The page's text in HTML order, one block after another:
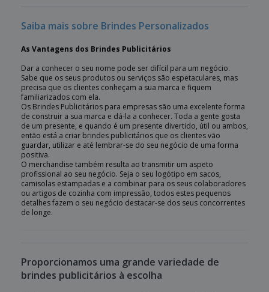
Saiba mais sobre Brindes Personalizados
As Vantagens dos Brindes Publicitários
Dar a conhecer o seu nome pode ser difícil para um negócio.
Sabe que os seus produtos ou serviços são espetaculares, mas
precisa que os clientes conheçam a sua marca e fiquem
familiarizados com ela.
Os Brindes Publicitários para empresas são uma excelente forma
de construir a sua marca e dá-la a conhecer. Toda a gente gosta
de um presente, e quando é um presente divertido, útil ou ambos,
então está a criar brindes publicitários que os clientes vão
guardar, utilizar e até lembrar-se do seu negócio de uma forma
positiva.
O merchandise também resulta ao transmitir um aspeto
profissional ao seu negócio. Seja o seu logótipo em sacos,
camisolas estampadas e a combinar para os seus colaboradores
ou artigos de cozinha com impressão, todos estes pequenos
detalhes fazem o seu negócio destacar-se dos seus concorrentes
de longe.
Proporcionamos uma grande variedade de
brindes publicitários à escolha